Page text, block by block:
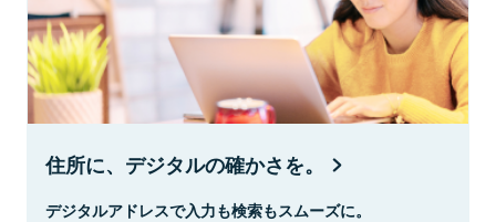
住所に、デジタルの確かさを。
デジタルアドレスで入力も検索もスムーズに。